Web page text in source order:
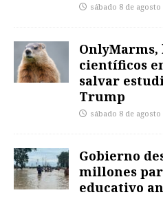
sábado 8 de agosto
OnlyMarms,
científicos
salvar
Trump
sábado 8 de agosto
Gobierno
millones
educativo